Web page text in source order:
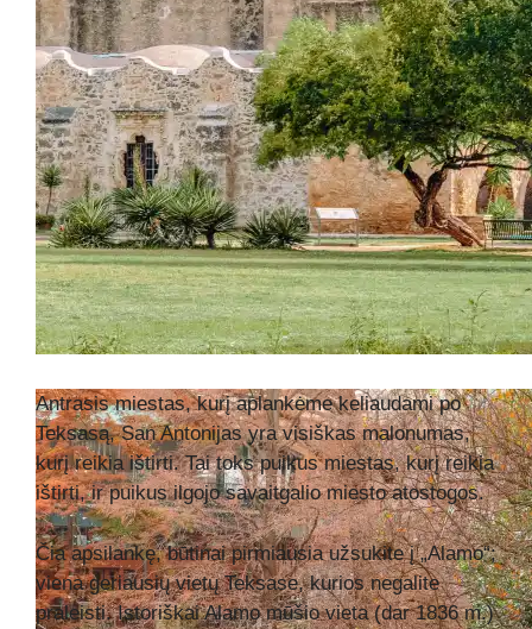
Antrasis miestas, kurį aplankėme keliaudami po
Teksasą, San Antonijas yra visiškas malonumas,
kurį reikia ištirti. Tai toks puikus miestas, kurį reikia
ištirti, ir puikus ilgojo savaitgalio miesto atostogos.
Čia apsilankę, būtinai pirmiausia užsukite į „Alamo“;
viena geriausių vietų Teksase, kurios negalite
praleisti. Istoriškai Alamo mūšio vieta (dar 1836 m.)